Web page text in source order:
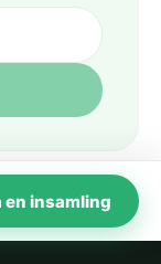
en insamling